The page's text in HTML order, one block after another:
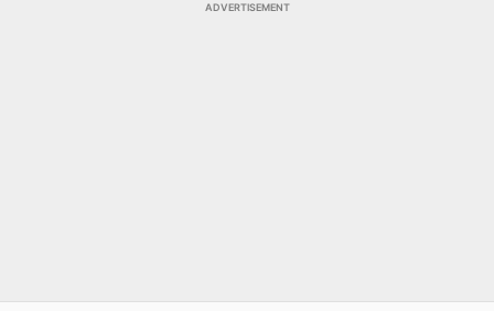
ADVERTISEMENT